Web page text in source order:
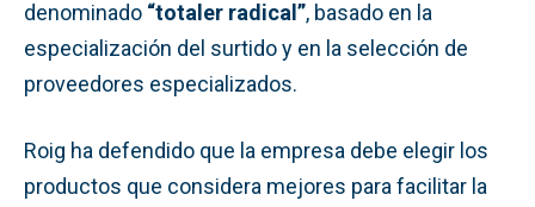
denominado “totaler radical”, basado en la
especialización del surtido y en la selección de
proveedores especializados.
Roig ha defendido que la empresa debe elegir los
productos que considera mejores para facilitar la